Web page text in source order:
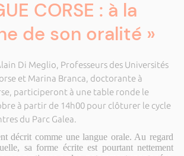
CORSE : à la
de son oralité »
Di Meglio, Professeurs des Universités
et Marina Branca, doctorante à
participeront à une table ronde le
à partir de 14h00 pour clôturer le cycle
du Parc Galea.
décrit comme une langue orale. Au regard
sa forme écrite est pourtant nettement